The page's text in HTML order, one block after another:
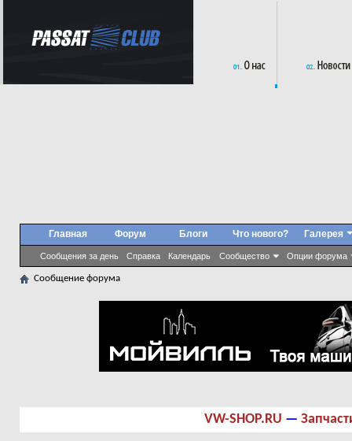
Главная Форум
Сообщения за день Справка Календарь Сообщество Опции форума
Блоги Что нового? Галерея
Сообщение форума
VW-SHOP.RU —